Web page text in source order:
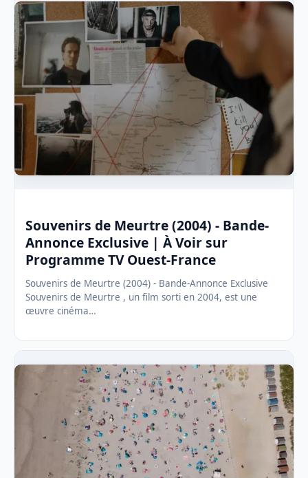
Souvenirs de Meurtre (2004) - Bande-
Annonce Exclusive | À Voir sur
Programme TV Ouest-France
Souvenirs de Meurtre (2004) - Bande-Annonce Exclusive
Souvenirs de Meurtre , un film sorti en 2004, est une
œuvre cinéma…